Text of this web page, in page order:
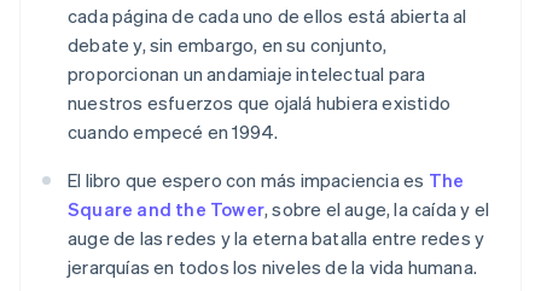
cada página de cada uno de ellos está abierta al
debate y, sin embargo, en su conjunto,
proporcionan un andamiaje intelectual para
nuestros esfuerzos que ojalá hubiera existido
cuando empecé en 1994.
El libro que espero con más impaciencia es The
Square and the Tower, sobre el auge, la caída y el
auge de las redes y la eterna batalla entre redes y
jerarquías en todos los niveles de la vida humana.